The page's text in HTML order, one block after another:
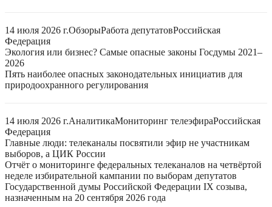
14 июля 2026 г.ОбзорыРабота депутатовРоссийская
Федерация
Экология или бизнес? Самые опасные законы Госдумы 2021–
2026
Пять наиболее опасных законодательных инициатив для
природоохранного регулирования
14 июля 2026 г.АналитикаМониторинг телеэфираРоссийская
Федерация
Главные люди: телеканалы посвятили эфир не участникам
выборов, а ЦИК России
Отчёт о мониторинге федеральных телеканалов на четвёртой
неделе избирательной кампании по выборам депутатов
Государственной думы Российской Федерации IX созыва,
назначенным на 20 сентября 2026 года